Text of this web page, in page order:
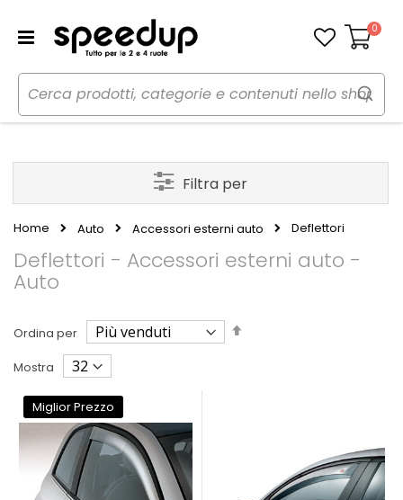
Carrello
0
Home Auto Accessori esterni auto Deflettori
Deflettori - Accessori esterni auto -
Auto
Ordina per
Imposta
Mostra
Miglior Prezzo
Filtra per